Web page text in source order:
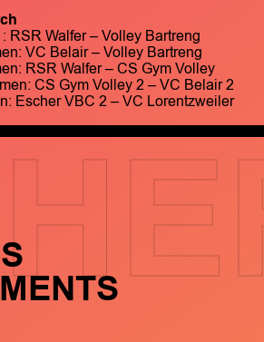
RSR Walfer – Volley Bartreng
VC Belair – Volley Bartreng
RSR Walfer – CS Gym Volley
CS Gym Volley 2 – VC Belair 2
Escher VBC 2 – VC Lorentzweiler